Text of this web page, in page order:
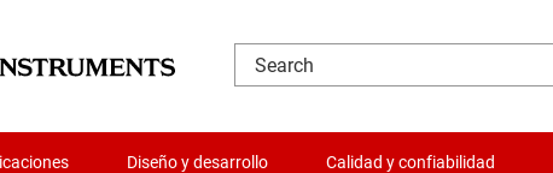
Diseño y desarrollo Calidad y confiabilidad